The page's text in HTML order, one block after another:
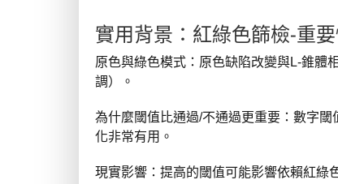
實用背景：紅綠色篩檢-重
原色與綠色模式：原色缺陷改變與L-錐體
調）。
為什麼閾值比通過/不通過更重要：數字
化非常有用。
現實影響：提高的閾值可能影響依賴紅綠